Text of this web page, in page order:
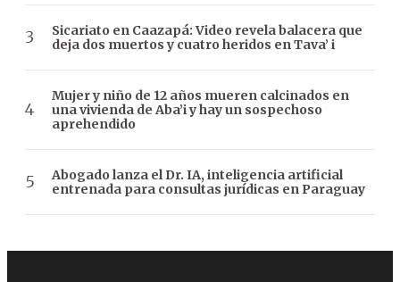
Sicariato en Caazapá: Video revela balacera que
deja dos muertos y cuatro heridos en Tava’ i
Mujer y niño de 12 años mueren calcinados en
una vivienda de Aba’i y hay un sospechoso
aprehendido
Abogado lanza el Dr. IA, inteligencia artificial
entrenada para consultas jurídicas en Paraguay